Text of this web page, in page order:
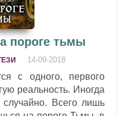
пороге тьмы
14-09-2018
с одного, первого
реальность. Иногда
Всего лишь